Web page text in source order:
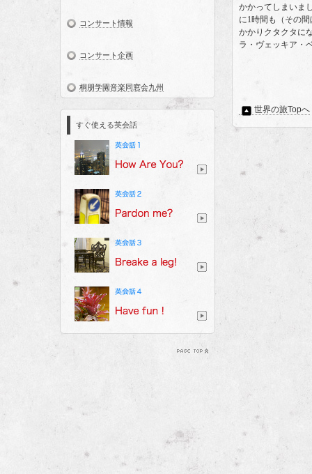
かかってしまいま
に1時間も（その
かかりクタクタに
ラ・ヴェッキア・
世界の旅Topへ
コンサート情報
コンサート企画
桐朋学園音楽同窓会九州
すぐ使える英会話